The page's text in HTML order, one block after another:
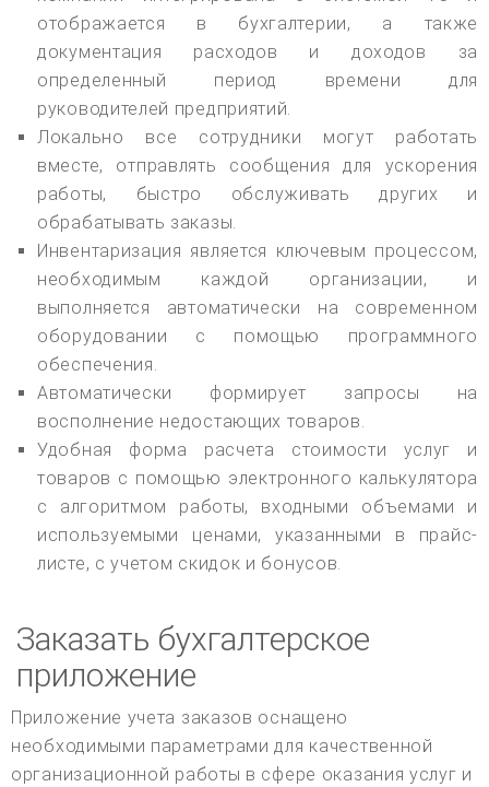
отображается в бухгалтерии, а также
документация расходов и доходов за
определенный период времени для
руководителей предприятий.
Локально все сотрудники могут работать
вместе, отправлять сообщения для ускорения
работы, быстро обслуживать других и
обрабатывать заказы.
Инвентаризация является ключевым процессом,
необходимым каждой организации, и
выполняется автоматически на современном
оборудовании с помощью программного
обеспечения.
Автоматически формирует запросы на
восполнение недостающих товаров.
Удобная форма расчета стоимости услуг и
товаров с помощью электронного калькулятора
с алгоритмом работы, входными объемами и
используемыми ценами, указанными в прайс-
листе, с учетом скидок и бонусов.
Заказать бухгалтерское
приложение
Приложение учета заказов оснащено
необходимыми параметрами для качественной
организационной работы в сфере оказания услуг и